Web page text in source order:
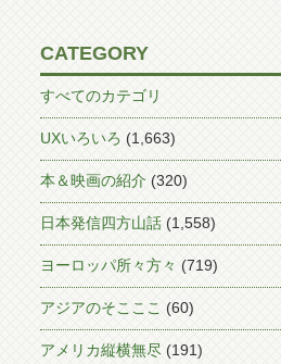
CATEGORY
すべてのカテゴリ
UXいろいろ (1,663)
本＆映画の紹介 (320)
日本発信四方山話 (1,558)
ヨーロッパ所々方々 (719)
アジアのそこここ (60)
アメリカ縦横無尽 (191)